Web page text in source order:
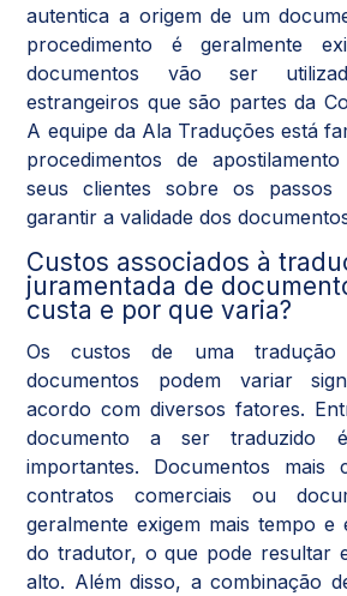
autentica a origem de um
procedimento é geralmente
documentos vão ser
estrangeiros que são partes da
A equipe da Ala Traduções está
procedimentos de
seus clientes sobre os passos
garantir a validade dos
Custos associados à
juramentada de
custa e por que varia?
Os custos de uma tradução
documentos podem variar
acordo com diversos fatores.
documento a ser traduzido
importantes. Documentos mais
contratos comerciais ou
geralmente exigem mais tempo
do tradutor, o que pode resultar
alto. Além disso, a combinação